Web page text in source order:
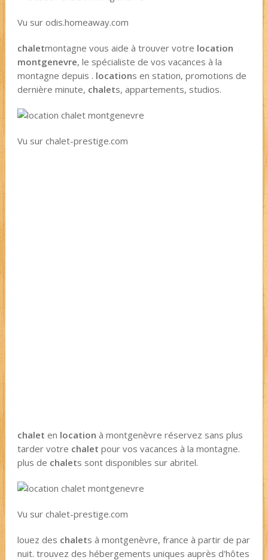
Vu sur odis.homeaway.com
chaletmontagne vous aide à trouver votre location
montgenevre, le spécialiste de vos vacances à la
montagne depuis . locations en station, promotions de
dernière minute, chalets, appartements, studios.
Vu sur chalet-prestige.com
chalet en location à montgenèvre réservez sans plus
tarder votre chalet pour vos vacances à la montagne.
plus de chalets sont disponibles sur abritel.
Vu sur chalet-prestige.com
louez des chalets à montgenèvre, france à partir de par
nuit. trouvez des hébergements uniques auprès d'hôtes